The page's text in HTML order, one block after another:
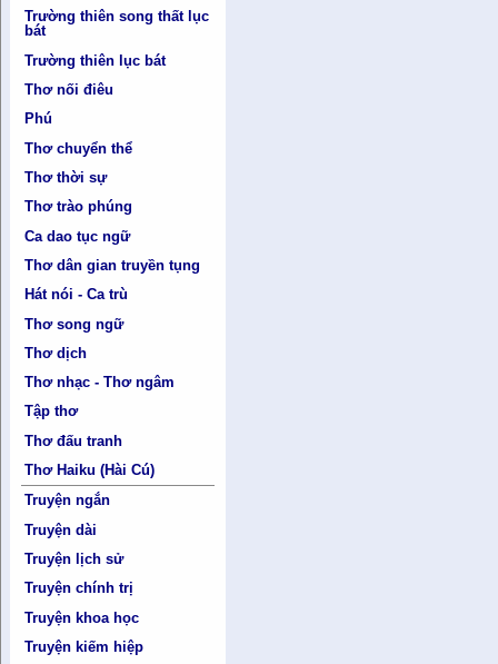
Trường thiên song thất lục
bát
Trường thiên lục bát
Thơ nối điêu
Phú
Thơ chuyển thể
Thơ thời sự
Thơ trào phúng
Ca dao tục ngữ
Thơ dân gian truyền tụng
Hát nói - Ca trù
Thơ song ngữ
Thơ dịch
Thơ nhạc - Thơ ngâm
Tập thơ
Thơ đấu tranh
Thơ Haiku (Hài Cú)
Truyện ngắn
Truyện dài
Truyện lịch sử
Truyện chính trị
Truyện khoa học
Truyện kiếm hiệp